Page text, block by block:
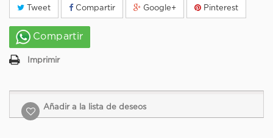
Tweet Compartir Google+ Pinterest
Compartir
Imprimir
Añadir a la lista de deseos